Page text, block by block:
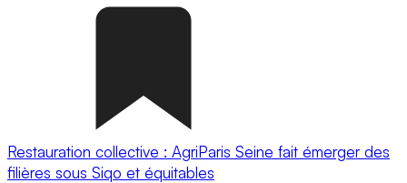
Restauration collective : AgriParis Seine fait émerger des
filières sous Siqo et équitables